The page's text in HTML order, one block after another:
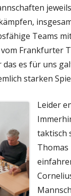
SIMULTAN
MEISTERSCHAFT
CUP
Teams
Frankfurter
es für uns
starken
Leider
taktisch